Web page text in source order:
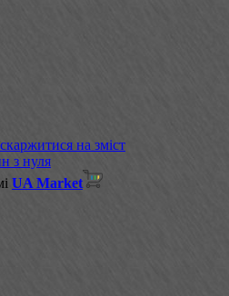
на зміст
з нуля
UA Market